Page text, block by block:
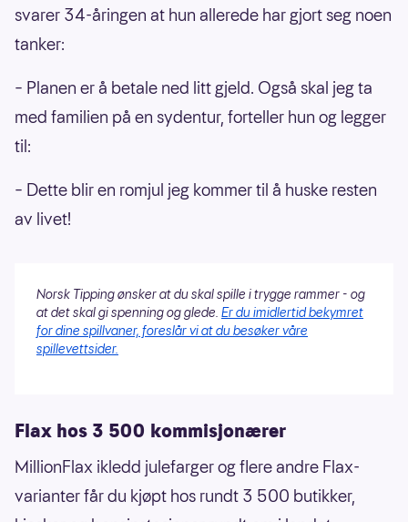
svarer 34-åringen at hun allerede har gjort seg noen
tanker:
– Planen er å betale ned litt gjeld. Også skal jeg ta
med familien på en sydentur, forteller hun og legger
til:
– Dette blir en romjul jeg kommer til å huske resten
av livet!
Norsk Tipping ønsker at du skal spille i trygge rammer - og
at det skal gi spenning og glede. Er du imidlertid bekymret
for dine spillvaner, foreslår vi at du besøker våre
spillevettsider.
Flax hos 3 500 kommisjonærer
MillionFlax ikledd julefarger og flere andre Flax-
varianter får du kjøpt hos rundt 3 500 butikker,